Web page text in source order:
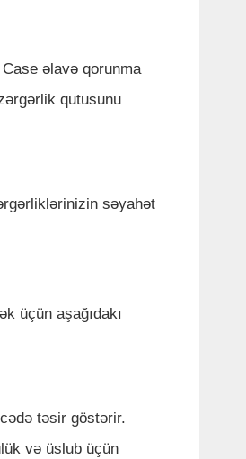
əlavə qorunma
qutusunu
səyahət
üçün aşağıdakı
təsir göstərir.
və üslub üçün